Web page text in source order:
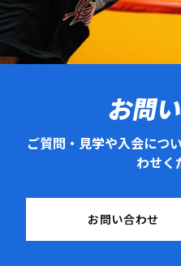
お問
ご質問・見学や入会につ
わせく
お問い合わせ